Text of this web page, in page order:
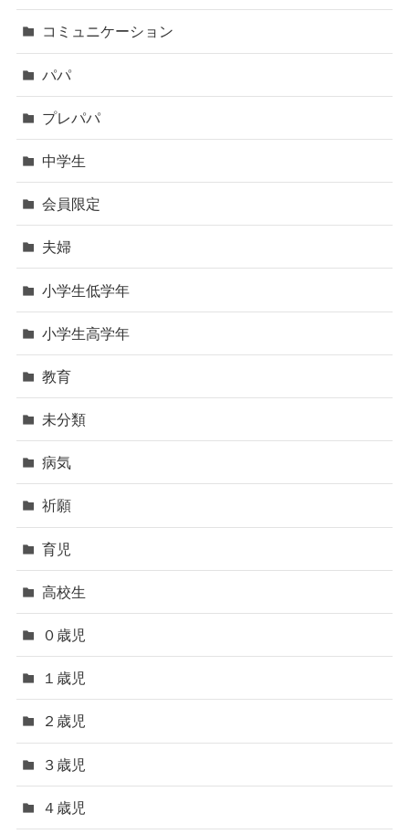
コミュニケーション
パパ
プレパパ
中学生
会員限定
夫婦
小学生低学年
小学生高学年
教育
未分類
病気
祈願
育児
高校生
０歳児
１歳児
２歳児
３歳児
４歳児